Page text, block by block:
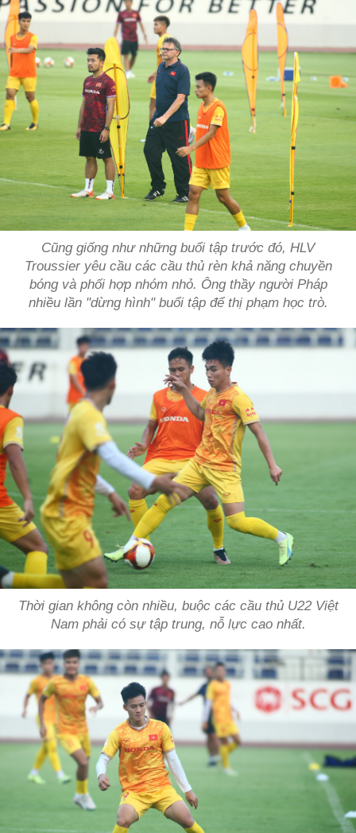
Cũng giống như những buổi tập trước đó, HLV
Troussier yêu cầu các cầu thủ rèn khả năng chuyền
bóng và phối hợp nhóm nhỏ. Ông thầy người Pháp
nhiều lần "dừng hình" buổi tập để thị phạm học trò.
Thời gian không còn nhiều, buộc các cầu thủ U22 Việt
Nam phải có sự tập trung, nỗ lực cao nhất.